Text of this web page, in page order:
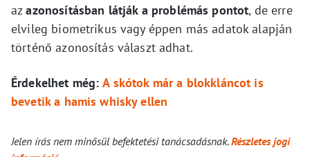
azazonosításban látják a problémás pontot, de erre
elvileg biometrikus vagy éppen más adatok alapján
történő azonosítás választ adhat.
Érdekelhet még: A skótok már a blokkláncot is
bevetik a hamis whisky ellen
Jelen írás nem minősül befektetési tanácsadásnak.Részletes jogi